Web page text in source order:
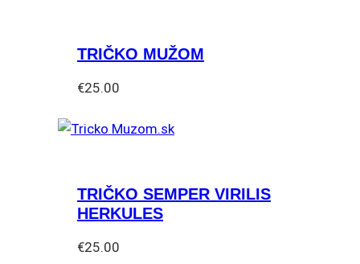
TRIČKO MUŽOM
€25.00
produkt
variantov.
Možnosti
si
TRIČKO SEMPER VIRILIS
HERKULES
€25.00